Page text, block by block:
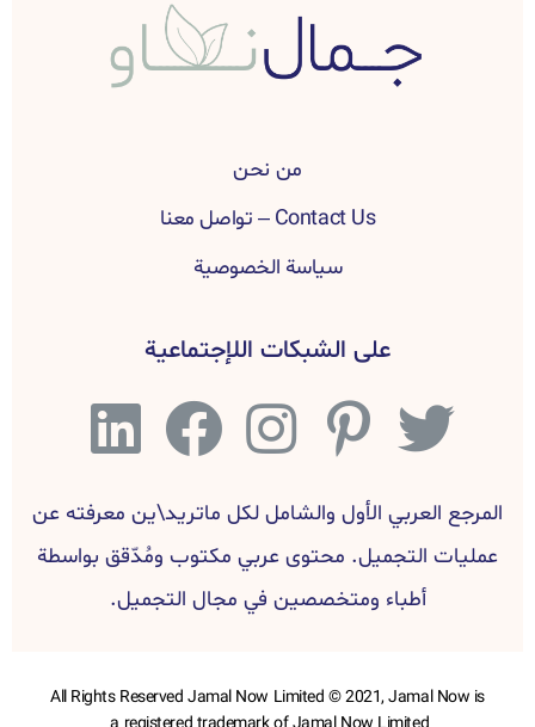
من نحن
Contact Us – تواصل معنا
سياسة الخصوصية
على الشبكات اللإجتماعية
المرجع العربي الأول والشامل لكل ماتريد\ين معرفته عن
عمليات التجميل. محتوى عربي مكتوب ومُدّقق بواسطة
أطباء ومتخصصين في مجال التجميل.
All Rights Reserved Jamal Now Limited © 2021, Jamal Now is